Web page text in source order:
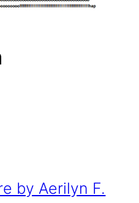
by Aerilyn F.